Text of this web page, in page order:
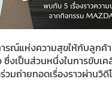
ณ์แห่งความสุขให้กับลูกค้า
งเป็นส่วนหนึ่งในการขับเ
ถ่ายทอดเรื่องราวผ่านวิดี